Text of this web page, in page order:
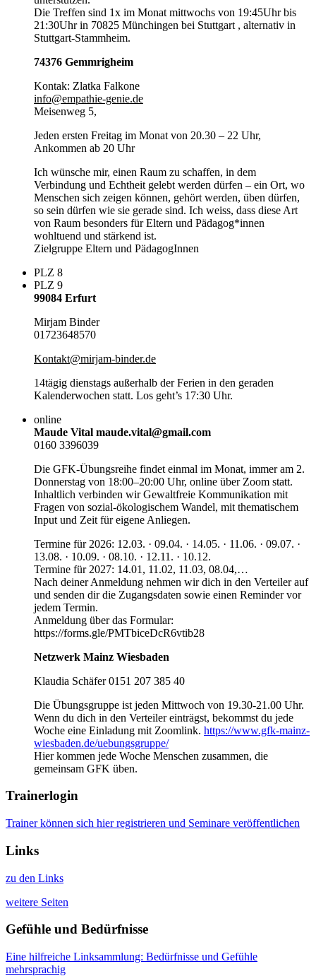
Die Treffen sind 1x im Monat mittwochs von 19:45Uhr bis
21:30Uhr in 70825 Münchingen bei Stuttgart , alternativ in
Stuttgart-Stammheim.
74376 Gemmrigheim
Kontak: Zlatka Falkone
info@empathie-genie.de
Meisenweg 5,
Jeden ersten Freitag im Monat von 20.30 – 22 Uhr,
Ankommen ab 20 Uhr
Ich wünsche mir, einen Raum zu schaffen, in dem
Verbindung und Echtheit gelebt werden dürfen – ein Ort, wo
Menschen sich zeigen können, gehört werden, üben dürfen,
so sein dürfen wie sie gerade sind. Ich weiss, dass diese Art
von Raum besonders für Eltern und Pädagog*innen
wohltuend und stärkend ist.
Zielgruppe Eltern und PädagogInnen
PLZ 8
PLZ 9
99084 Erfurt
Mirjam Binder
01723648570
Kontakt@mirjam-binder.de
14tägig dienstags außerhalb der Ferien in den geraden
Kalenderwochen statt. Los geht’s 17:30 Uhr.
online
Maude Vital maude.vital@gmail.com
0160 3396039
Die GFK-Übungsreihe findet einmal im Monat, immer am 2.
Donnerstag von 18:00–20:00 Uhr, online über Zoom statt.
Inhaltlich verbinden wir Gewaltfreie Kommunikation mit
Fragen von sozial-ökologischem Wandel, mit thematischem
Input und Zeit für eigene Anliegen.
Termine für 2026: 12.03. · 09.04. · 14.05. · 11.06. · 09.07. ·
13.08. · 10.09. · 08.10. · 12.11. · 10.12.
Termine für 2027: 14.01, 11.02, 11.03, 08.04,…
Nach deiner Anmeldung nehmen wir dich in den Verteiler auf
und senden dir die Zugangsdaten sowie einen Reminder vor
jedem Termin.
Anmeldung über das Formular:
https://forms.gle/PMTbiceDcR6vtib28
Netzwerk Mainz Wiesbaden
Klaudia Schäfer 0151 207 385 40
Die Übungsgruppe ist jeden Mittwoch von 19.30-21.00 Uhr.
Wenn du dich in den Verteiler einträgst, bekommst du jede
Woche eine Einladung mit Zoomlink. https://www.gfk-mainz-
wiesbaden.de/uebungsgruppe/
Hier kommen jede Woche Menschen zusammen, die
gemeinsam GFK üben.
Trainerlogin
Trainer können sich hier registrieren und Seminare veröffentlichen
Links
zu den Links
weitere Seiten
Gefühle und Bedürfnisse
Eine hilfreiche Linksammlung: Bedürfnisse und Gefühle
mehrsprachig